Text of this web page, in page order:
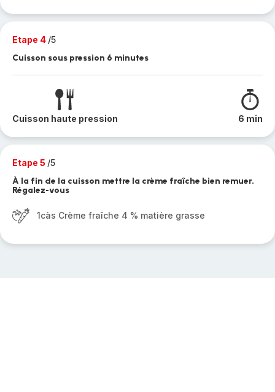
Etape 4 /5
Cuisson sous pression 6 minutes
Cuisson haute pression 6 min
Etape 5 /5
À la fin de la cuisson mettre la crème fraîche bien remuer.
Régalez-vous
1càs Crème fraîche 4 % matière grasse